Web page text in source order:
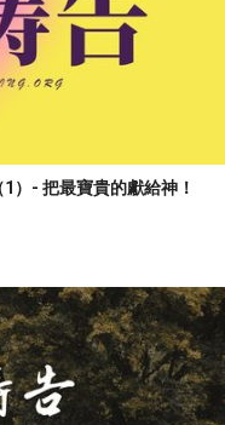
）- 把最寶貴的獻給神！